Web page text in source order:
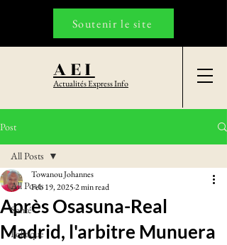
AEI
Actualités Express Info
Soutenir le site
Post
All Posts
Santé
Politique
All Posts
Après Osasuna-Real
Madrid, l'arbitre Munuera
Towanou Johannes
Feb 19, 20252 min read